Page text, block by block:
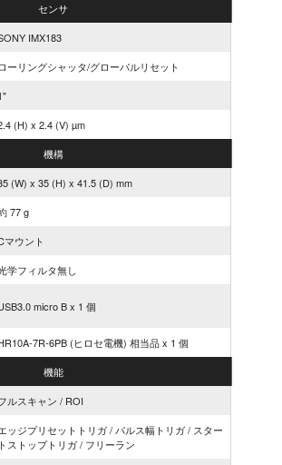
センサ
IMX183
ローリングシャッタ/グローバルリセット
(H) x 2.4 (V) µm
機構
(W) x 35 (H) x 41.5 (D) mm
77 g
マウント
学フィルタ無し
micro B x 1 個
7R-6PB (ヒロセ電機) 相当品 x 1 個
機能
ルスキャン / ROI
ッジプリセットトリガ / パルス幅トリガ / スター
トストップトリガ / フリーラン